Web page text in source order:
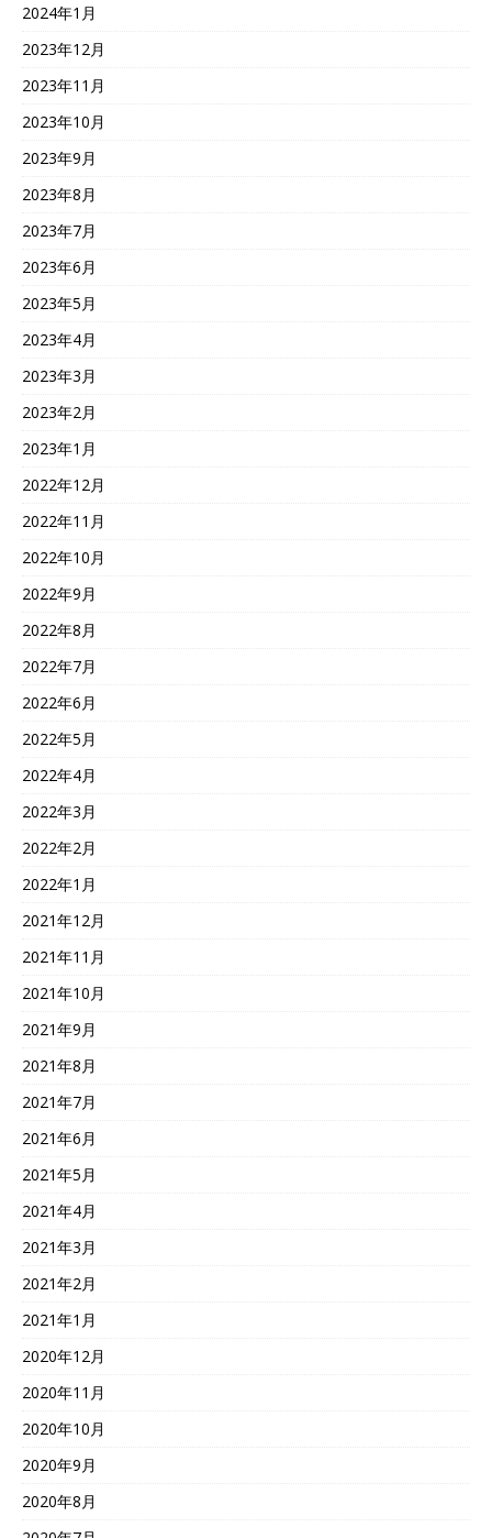
2024年1月
2023年12月
2023年11月
2023年10月
2023年9月
2023年8月
2023年7月
2023年6月
2023年5月
2023年4月
2023年3月
2023年2月
2023年1月
2022年12月
2022年11月
2022年10月
2022年9月
2022年8月
2022年7月
2022年6月
2022年5月
2022年4月
2022年3月
2022年2月
2022年1月
2021年12月
2021年11月
2021年10月
2021年9月
2021年8月
2021年7月
2021年6月
2021年5月
2021年4月
2021年3月
2021年2月
2021年1月
2020年12月
2020年11月
2020年10月
2020年9月
2020年8月